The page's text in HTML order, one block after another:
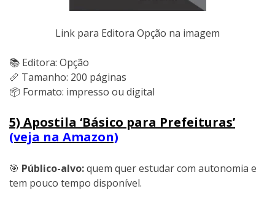
Link para Editora Opção na imagem
📚 Editora: Opção
📏 Tamanho: 200 páginas
📦 Formato: impresso ou digital
5) Apostila ‘Básico para Prefeituras’
(veja na Amazon)
🎯 Público-alvo:quem quer estudar com autonomia e
tem pouco tempo disponível.